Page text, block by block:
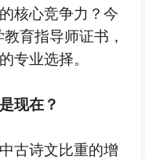
核心竞争力？今
育指导师证书，
专业选择。
现在？
古诗文比重的增